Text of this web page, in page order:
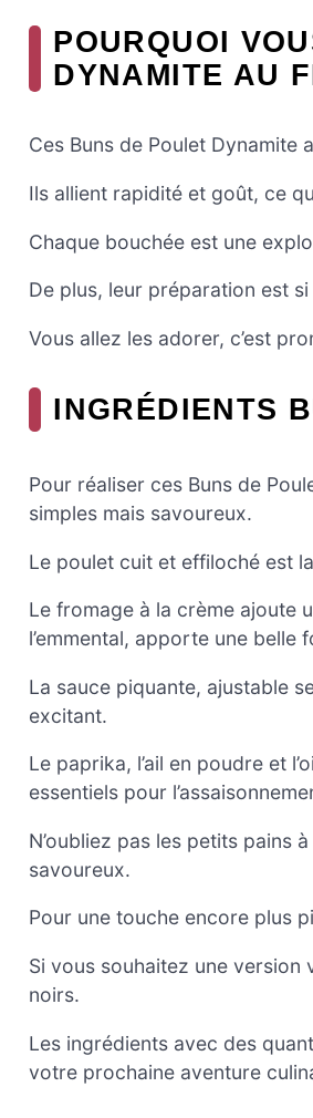
POURQUOI
DYNAMITE AU
Ces Buns de Poulet Dynamite
Ils allient rapidité et goût, ce
Chaque bouchée est une
De plus, leur préparation est
Vous allez les adorer, c’est
INGRÉDIENTS
Pour réaliser ces Buns de
simples mais savoureux.
Le poulet cuit et effiloché est
Le fromage à la crème ajoute
l’emmental, apporte une belle
La sauce piquante, ajustable
excitant.
Le paprika, l’ail en poudre et
essentiels pour
N’oubliez pas les petits pains
savoureux.
Pour une touche encore plus
Si vous souhaitez une
noirs.
Les ingrédients avec des
votre prochaine aventure